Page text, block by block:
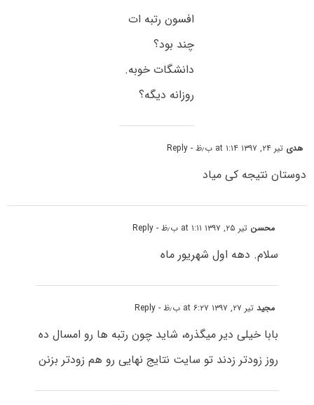
افسون رتبه ات
چند بود؟
دانشگات خوبه.
روزانه دیگه؟
هدی تیر ۲۴, ۱۳۹۷ at ۱:۱۴ ب٫ظ - Reply
دوستان نتیجه کی میاد
محسن تیر ۲۵, ۱۳۹۷ at ۱:۱۱ ب٫ظ - Reply
سلام. دهه اول شهریور ماه
مجیدتیر ۲۷, ۱۳۹۷ at ۶:۲۷ ب٫ظ - Reply
بابا خیلی دیر میگذره، شاید چون رتبه ها رو امسال ده
روز زودتر زدند تو سایت نتایج نهایی رو هم زودتر بزنن